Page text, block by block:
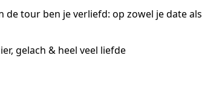
de tour ben je verliefd: op zowel je date als
gelach & heel veel liefde